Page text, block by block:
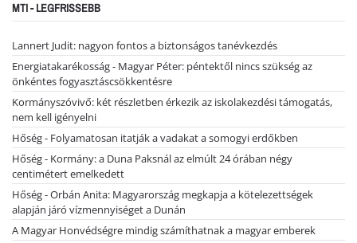
MTI - LEGFRISSEBB
Lannert Judit: nagyon fontos a biztonságos tanévkezdés
Energiatakarékosság - Magyar Péter: péntektől nincs szükség az
önkéntes fogyasztáscsökkentésre
Kormányszóvivő: két részletben érkezik az iskolakezdési támogatás,
nem kell igényelni
Hőség - Folyamatosan itatják a vadakat a somogyi erdőkben
Hőség - Kormány: a Duna Paksnál az elmúlt 24 órában négy
centimétert emelkedett
Hőség - Orbán Anita: Magyarország megkapja a kötelezettségek
alapján járó vízmennyiséget a Dunán
A Magyar Honvédségre mindig számíthatnak a magyar emberek